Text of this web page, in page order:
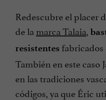
Redescubre el placer
de la marca Talaia,
resistentes fabricados
También en este caso
en las tradiciones
códigos, ya que Éric